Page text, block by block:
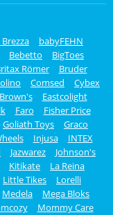
babyFEHN
Bebetto
BigToes
Römer
Bruder
Comsed
Cybex
Eastcolight
Faro
Fisher Price
Goliath Toys
Graco
Injusa
INTEX
Jazwarez
Johnson's
Kitikate
La Reina
Little Tikes
Lorelli
Medela
Mega Bloks
Mommy Care